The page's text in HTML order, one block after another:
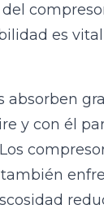
es
absorben
y con él